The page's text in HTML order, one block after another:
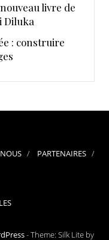
livre de
Diluka
: construire
PARTENAIRES
-Theme: Silk Lite by